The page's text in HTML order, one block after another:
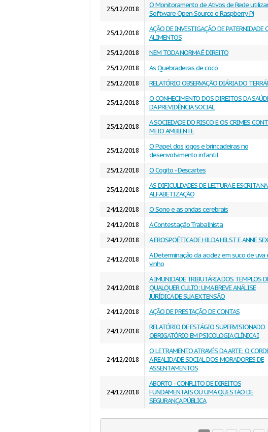
25/12/2018
O Monitoramento de Ativos de Rede
Software Open-Source e Raspberry Pi
25/12/2018
AÇÃO DE INVESTIGAÇÃO DE PATERNIDADE
ALIMENTOS
25/12/2018 NEM TODA NORMA É DIREITO
25/12/2018
As Quebradeiras de coco
25/12/2018
RELATÓRIO OBSERVAÇÃO DIÁRIA DO
25/12/2018
O CONHECIMENTO DOS DIREITOS DA
DA PREVIDÊNCIA SOCIAL
25/12/2018
A SOCIEDADE DO RISCO E OS CRIMES
MEIO AMBIENTE
25/12/2018
O Papel dos jogos e brincadeiras no
desenvolvimento infantil
25/12/2018 O Cogito - Descartes
25/12/2018
AS DIFICULDADES DE LEITURA E ESCRITA NA
ALFABETIZAÇÃO
24/12/2018 O Sono e as ondas cerebrais
24/12/2018
A Contestação Trabalhista
24/12/2018
A EROSPOÉTICA DE HILDA HILST E ANNE
24/12/2018
A Determinação da acidez em suco de uva
vinho
24/12/2018
A IMUNIDADE TRIBUTÁRIA DOS TEMPLOS
QUALQUER CULTO: UMA BREVE ANÁLISE
JURÍDICA DE SUA EXTENSÃO
24/12/2018 AÇÃO DE PRESTAÇÃO DE CONTAS
24/12/2018
RELATÓRIO DE ESTÁGIO SUPERVISIONADO
OBRIGATÓRIO EM PSICOLOGIA CLÍNICA I
24/12/2018
O LETRAMENTO ATRAVÉS DA ARTE: O
A REALIDADE SOCIAL DOS MORADORES DE
ASSENTAMENTOS
24/12/2018
ABORTO - CONFLITO DE DIREITOS
FUNDAMENTAIS OU UMA QUESTÃO DE
SEGURANÇA PÚBLICA